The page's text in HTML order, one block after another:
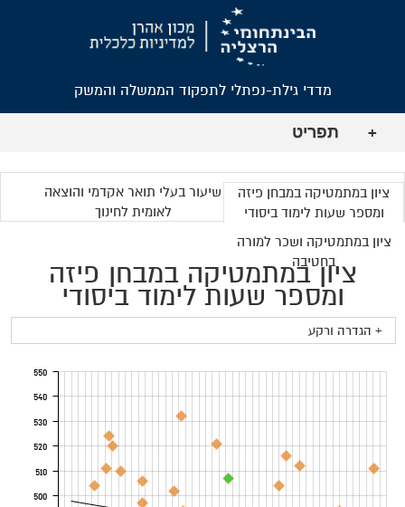
מדדי גילת-נפתלי לתפקוד הממשלה והמשק
+ תפריט
ציון במתמטיקה במבחן פיזה
ומספר שעות לימוד ביסודי
שיעור בעלי תואר אקדמי והוצאה
לאומית לחינוך
ציון במתמטיקה ושכר למורה
בחטיבה
ציון במתמטיקה במבחן פיזה
ומספר שעות לימוד ביסודי
+ הגדרה ורקע
500
510
520
530
540
550